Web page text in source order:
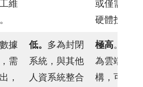
維
或僅需少量
硬體投資。
據
需
，
低。 多為封閉
系統，與其他
人資系統整合
極高。天生
為雲端架
構，可透過